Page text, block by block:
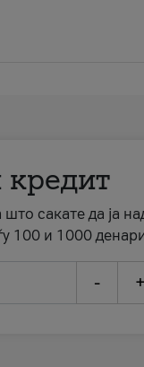
што сакате да ја
100 и 1000
- +